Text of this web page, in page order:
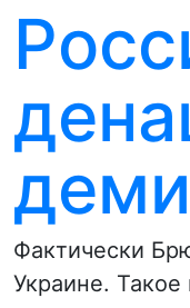
Фактически
Украине.